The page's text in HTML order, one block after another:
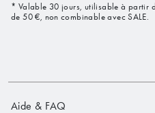
* Valable 30 jours, utilisable à partir
de 50 €, non combinable avec SALE.
Aide & FAQ